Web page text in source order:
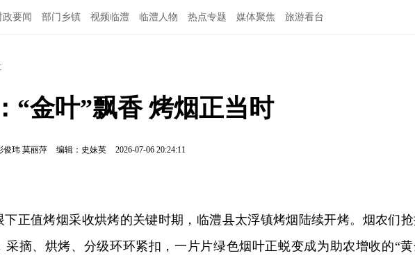
政要闻 部门乡镇 视频临澧 临澧人物 热点专题 媒体聚焦 旅游看台
“金叶”飘香 烤烟正当时
俊玮 莫丽萍 编辑：史妹英 2026-07-06 20:24:11
下正值烤烟采收烘烤的关键时期，临澧县太浮镇烤烟陆续开烤。烟农们
采摘、烘烤、分级环环紧扣，一片片绿色烟叶正蜕变成为助农增收的“